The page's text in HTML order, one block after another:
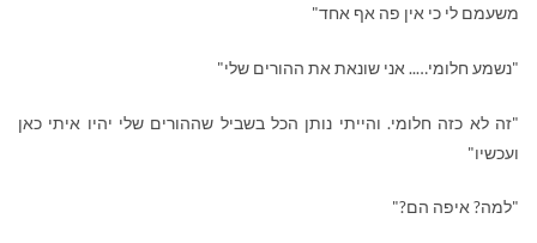
משעמם לי כי אין פה אף אחד"
"נשמע חלומי….. אני שונאת את ההורים שלי"
"זה לא כזה חלומי. והייתי נותן הכל בשביל שההורים שלי יהיו איתי כאן
ועכשיו"
"למה? איפה הם?"